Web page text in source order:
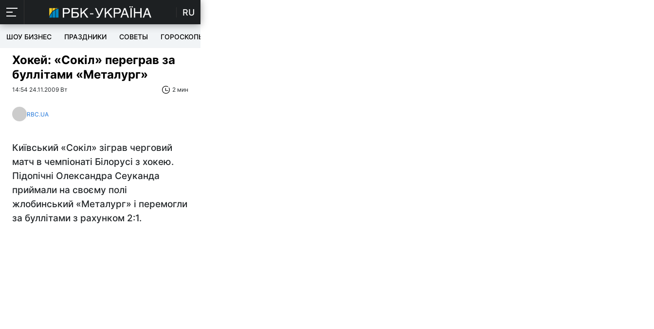
RU
ШОУ БИЗНЕС ПРАЗДНИКИ СОВЕТЫ ГОРОСКОПЫ
Хокей: «Сокіл» переграв за
буллітами «Металург»
14:54 24.11.2009 Вт 2 мин
RBC.UA
Київський «Сокіл» зіграв черговий
матч в чемпіонаті Білорусі з хокею.
Підопічні Олександра Сеуканда
приймали на своєму полі
жлобинський «Металург» і перемогли
за буллітами з рахунком 2:1.